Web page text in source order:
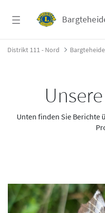
Unterstützte
Distrikt 111 - Nord Bargteheide
Unten finden Sie Berichte